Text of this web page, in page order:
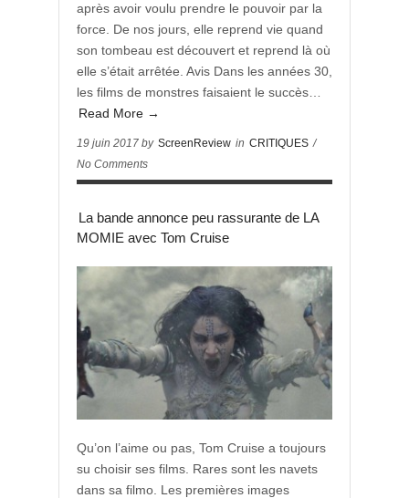
après avoir voulu prendre le pouvoir par la
force. De nos jours, elle reprend vie quand
son tombeau est découvert et reprend là où
elle s’était arrêtée. Avis Dans les années 30,
les films de monstres faisaient le succès…
Read More →
19 juin 2017 by ScreenReview in CRITIQUES /
No Comments
La bande annonce peu rassurante de LA
MOMIE avec Tom Cruise
Qu’on l’aime ou pas, Tom Cruise a toujours
su choisir ses films. Rares sont les navets
dans sa filmo. Les premières images